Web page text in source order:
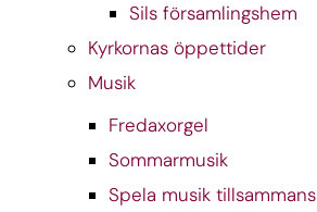
Sils församlingshem
Kyrkornas öppettider
Musik
Fredaxorgel
Sommarmusik
Spela musik tillsammans